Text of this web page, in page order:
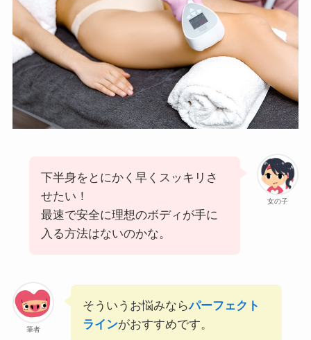
女の子
下半身をとにかく早くスッキリさ
せたい！
最速で安全に理想のボディが手に
入る方法はないのかな。
筆者
そういうお悩みならパーフェクト
ラインがおすすめです。